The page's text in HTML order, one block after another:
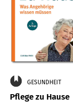
GESUNDHEIT
Pflege zu Hause